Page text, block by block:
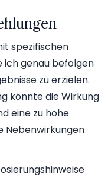
spezifischen
ich genau befolgen
zu erzielen.
könnte die Wirkung
eine zu hohe
Nebenwirkungen